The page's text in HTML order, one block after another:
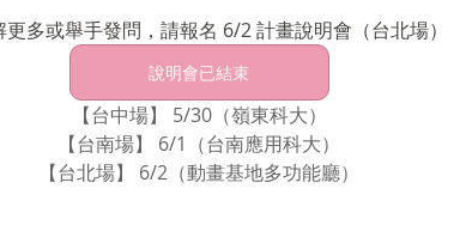
更多或舉手發問，請報名 6/2 計畫說明會（台北場）
說明會已結束
【台中場】 5/30（嶺東科大）
【台南場】 6/1（台南應用科大）
【台北場】 6/2（動畫基地多功能廳）